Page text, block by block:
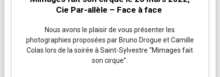
Cie Par-allèle – Face à face
Nous avons le plaisir de vous présenter les
photographies proposées par Bruno Drogue et Camille
Colas lors de la soirée à Saint-Sylvestre “Mimages fait
son cirque”.